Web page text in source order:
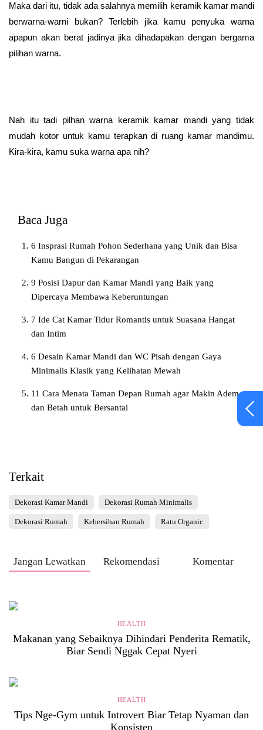
Maka dari itu, tidak ada salahnya memilih keramik kamar mandi
berwarna-warni bukan? Terlebih jika kamu penyuka warna
apapun akan berat jadinya jika dihadapakan dengan bergama
pilihan warna.
Nah itu tadi pilhan warna keramik kamar mandi yang tidak
mudah kotor untuk kamu terapkan di ruang kamar mandimu.
Kira-kira, kamu suka warna apa nih?
Baca Juga
6 Insprasi Rumah Pohon Sederhana yang Unik dan Bisa
Kamu Bangun di Pekarangan
9 Posisi Dapur dan Kamar Mandi yang Baik yang
Dipercaya Membawa Keberuntungan
7 Ide Cat Kamar Tidur Romantis untuk Suasana Hangat
dan Intim
6 Desain Kamar Mandi dan WC Pisah dengan Gaya
Minimalis Klasik yang Kelihatan Mewah
11 Cara Menata Taman Depan Rumah agar Makin Adem
dan Betah untuk Bersantai
Terkait
Dekorasi Kamar Mandi Dekorasi Rumah Minimalis
Dekorasi Rumah Kebersihan Rumah Ratu Organic
Jangan Lewatkan Rekomendasi Komentar
HEALTH
Makanan yang Sebaiknya Dihindari Penderita Rematik,
Biar Sendi Nggak Cepat Nyeri
HEALTH
Tips Nge-Gym untuk Introvert Biar Tetap Nyaman dan
Konsisten